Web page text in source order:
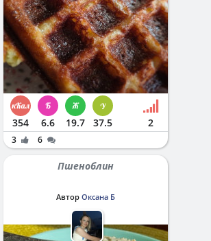
354 6.6 19.7 37.5 2
3 6
Пшеноблин
Автор Оксана Б